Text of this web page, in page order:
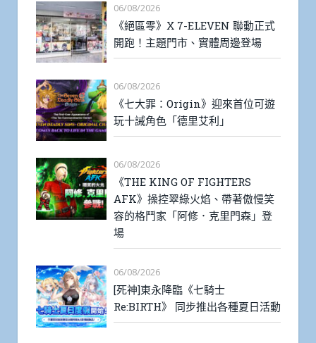
06/08/2026
《絕區零》X 7-ELEVEN 聯動正式
開跑！主題門市、實體周邊登場
06/08/2026
《七大罪：Origin》迎來首位可遊
玩十誡角色「德里艾利」
06/08/2026
《THE KING OF FIGHTERS
AFK》操控翠綠火焰、帶著傲慢笑
容的格鬥家「阿修．克里門森」登
場
06/08/2026
[死神]東永降臨《七騎士
Re:BIRTH》 同步推出各種夏日活動